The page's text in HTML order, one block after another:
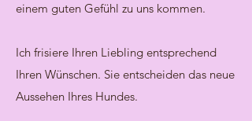
einem guten Gefühl zu uns kommen.
Ich frisiere Ihren Liebling entsprechend
Ihren Wünschen. Sie entscheiden das neue
Aussehen Ihres Hundes.